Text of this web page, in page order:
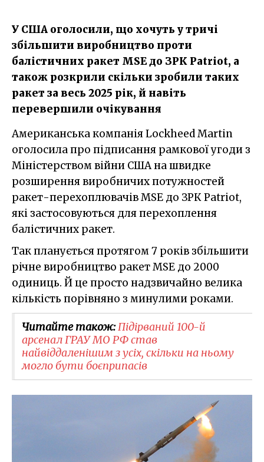
У США оголосили, що хочуть у тричі
збільшити виробництво проти
балістичних ракет MSE до ЗРК Patriot, а
також розкрили скільки зробили таких
ракет за весь 2025 рік, й навіть
перевершили очікування
Американська компанія Lockheed Martin
оголосила про підписання рамкової угоди з
Міністерством війни США на швидке
розширення виробничих потужностей
ракет-перехоплювачів MSE до ЗРК Patriot,
які застосовуються для перехоплення
балістичних ракет.
Так планується протягом 7 років збільшити
річне виробництво ракет MSE до 2000
одиниць. Й це просто надзвичайно велика
кількість порівняно з минулими роками.
Читайте також:Підірваний 100-й
арсенал ГРАУ МО РФ став
найвіддаленішим з усіх, скільки на ньому
могло бути боєприпасів